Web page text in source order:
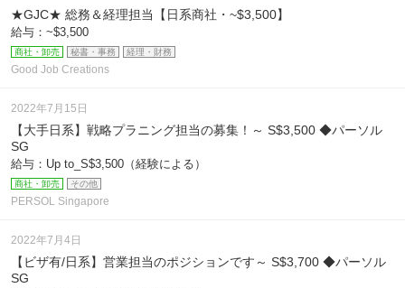
★GJC★ 総務＆経理担当【日系商社・~$3,500】
給与：~$3,500
商社・卸売 秘書・事務 経理・財務
Good Job Creations
【大手日系】戦略プラニング担当の募集！～ S$3,500 ◆パーソル
SG
給与：Up to_S$3,500（経験による）
商社・卸売 その他
2022年7月15日
PERSOL Singapore
【ビザ有/日系】営業担当のポジションです～ S$3,700 ◆パーソル
SG
2022年7月4日